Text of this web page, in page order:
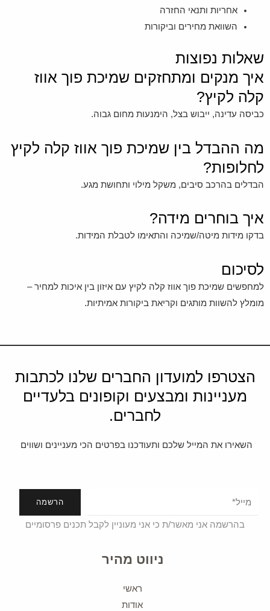
אחריות ותנאי החזרה
השוואת מחירים וביקורות
שאלות נפוצות
איך מנקים ומתחזקים שמיכת פוך אווז
קלה לקיץ?
כביסה עדינה, ייבוש בצל, הימנעות מחום גבוה.
מה ההבדל בין שמיכת פוך אווז קלה לקיץ
לחלופות?
הבדלים בהרכב סיבים, משקל מילוי ותחושת מגע.
איך בוחרים מידה?
בדקו מידות מיטה/שמיכה והתאימו לטבלת המידות.
לסיכום
למחפשים שמיכת פוך אווז קלה לקיץ עם איזון בין איכות למחיר –
מומלץ להשוות מותגים וקריאת ביקורות אמיתיות.
הצטרפו למועדון החברים שלנו לכתבות
מעניינות ומבצעים וקופונים בלעדיים
לחברים.
השאירו את המייל שלכם ותעודכנו בפרטים הכי מעניינים ושווים
הרשמה
בהרשמה אני מאשר/ת כי אני מעוניין לקבל תכנים פרסומיים
ניווט מהיר
ראשי
אודות